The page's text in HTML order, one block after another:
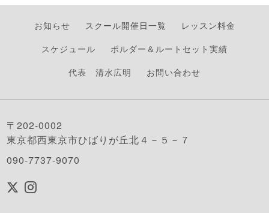
お知らせ スクール開催日一覧
レッスン料金
スケジュール
ボルダー＆ルートセット実績
代表 清水広明
お問い合わせ
〒202-0002
東京都西東京市ひばりが丘北４－５－７
090-7737-9070